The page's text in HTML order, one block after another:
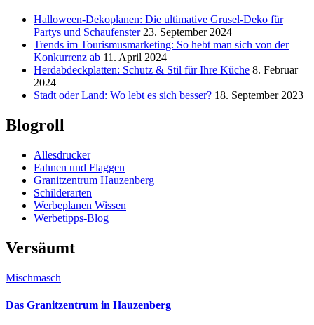
Halloween-Dekoplanen: Die ultimative Grusel-Deko für
Partys und Schaufenster 23. September 2024
Trends im Tourismusmarketing: So hebt man sich von der
Konkurrenz ab 11. April 2024
Herdabdeckplatten: Schutz & Stil für Ihre Küche 8. Februar
2024
Stadt oder Land: Wo lebt es sich besser? 18. September 2023
Blogroll
Allesdrucker
Fahnen und Flaggen
Granitzentrum Hauzenberg
Schilderarten
Werbeplanen Wissen
Werbetipps-Blog
Versäumt
Mischmasch
Das Granitzentrum in Hauzenberg